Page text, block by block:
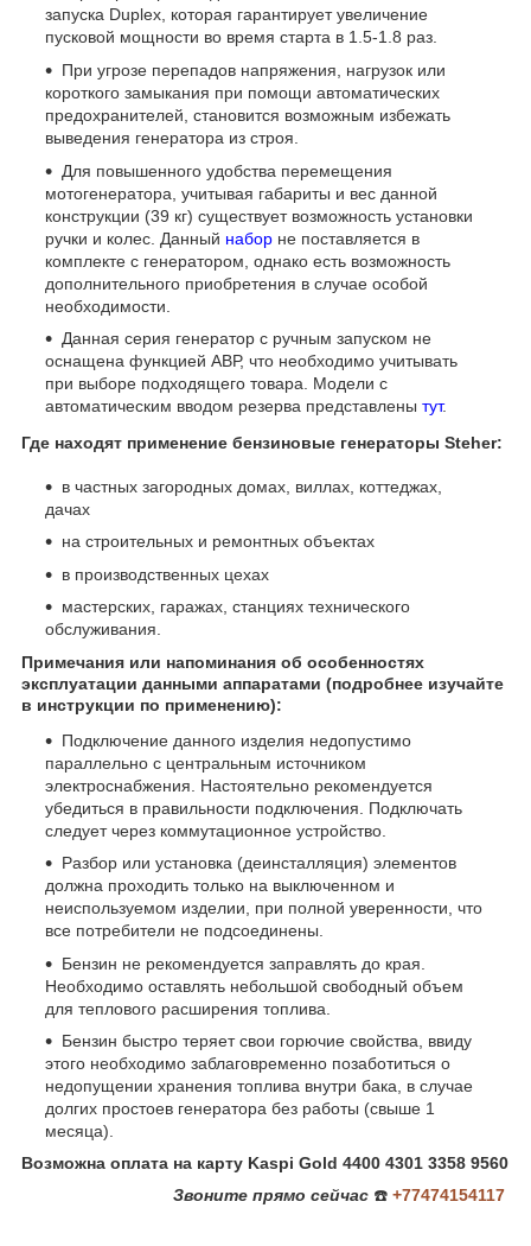
запуска Duplex , которая гарантирует увеличение
пусковой мощности во время старта в 1.5-1.8 раз.
При угрозе перепадов напряжения, нагрузок или
короткого замыкания при помощи автоматических
предохранителей, становится возможным избежать
выведения генератора из строя.
Для повышенного удобства перемещения
мотогенератора, учитывая габариты и вес данной
конструкции (39 кг) существует возможность установки
ручки и колес. Данный набор не поставляется в
комплекте с генератором, однако есть возможность
дополнительного приобретения в случае особой
необходимости.
Данная серия генератор с ручным запуском не
оснащена функцией АВР, что необходимо учитывать
при выборе подходящего товара. Модели с
автоматическим вводом резерва представлены тут.
Где находят применение бензиновые генераторы Steher:
в частных загородных домах, виллах, коттеджах,
дачах
на строительных и ремонтных объектах
в производственных цехах
мастерских, гаражах, станциях технического
обслуживания.
Примечания или напоминания об особенностях
эксплуатации данными аппаратами (подробнее изучайте
в инструкции по применению):
Подключение данного изделия недопустимо
параллельно с центральным источником
электроснабжения. Настоятельно рекомендуется
убедиться в правильности подключения. Подключать
следует через коммутационное устройство.
Разбор или установка (деинсталляция) элементов
должна проходить только на выключенном и
неиспользуемом изделии, при полной уверенности, что
все потребители не подсоединены.
Бензин не рекомендуется заправлять до края.
Необходимо оставлять небольшой свободный объем
для теплового расширения топлива.
Бензин быстро теряет свои горючие свойства, ввиду
этого необходимо заблаговременно позаботиться о
недопущении хранения топлива внутри бака, в случае
долгих простоев генератора без работы (свыше 1
месяца).
Возможна оплата на карту Kaspi Gold 4400 4301 3358 9560
Звоните прямо сейчас ☎️ +77474154117